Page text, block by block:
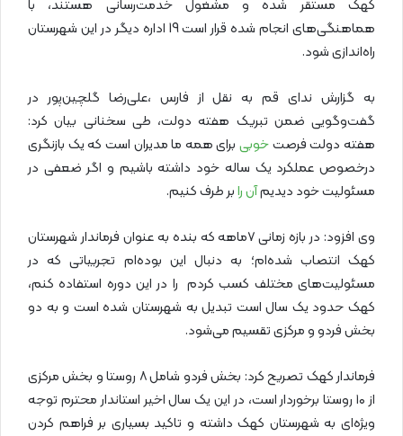
کهک مستقر شده و مشغول خدمت‌رسانی هستند، با
هماهنگی‌های انجام شده قرار است 19 اداره دیگر در این شهرستان
راه‌اندازی شود.
به گزارش ندای قم به نقل از فارس ،علی‌رضا گلچین‌پور در
گفت‌وگویی ضمن تبریک هفته دولت، طی سخنانی بیان کرد:
هفته دولت فرصتخوبیبرای همه ما مدیران است که یک بازنگری
درخصوص عملکرد یک ساله خود داشته باشیم و اگر ضعفی در
مسئولیت خود دیدیمآن رابر طرف کنیم.
وی افزود: در بازه زمانی ۷ماهه که بنده به عنوان فرماندار شهرستان
کهک انتصاب شده‌ام؛ به دنبال این بوده‌ام تجربیاتی که در
مسئولیت‌های مختلف کسب کردم را در این دوره استفاده کنم،
کهک حدود یک سال است تبدیل به شهرستان شده است و به دو
بخش فردو و مرکزی تقسیم می‌شود.
فرماندار کهک تصریح کرد: بخش فردو شامل ۸ روستا و بخش مرکزی
از ۱۰ روستا برخوردار است، در این یک سال اخیر استاندار محترم توجه
ویژه‌ای به شهرستان کهک داشته و تاکید بسیاری بر فراهم کردن